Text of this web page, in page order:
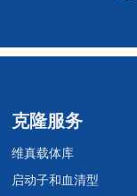
克隆服务
维真载体库
启动子和血清型